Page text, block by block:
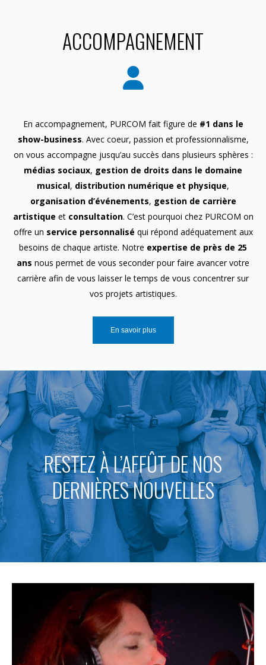
ACCOMPAGNEMENT
En accompagnement, PURCOM fait figure de #1 dans le
show-business. Avec coeur, passion et professionnalisme,
on vous accompagne jusqu’au succès dans plusieurs sphères :
médias sociaux, gestion de droits dans le domaine
musical, distribution numérique et physique,
organisation d’événements, gestion de carrière
artistique etconsultation. C’est pourquoi chez PURCOM on
offre un service personnalisé qui répond adéquatement aux
besoins de chaque artiste. Notre expertise de près de 25
ans nous permet de vous seconder pour faire avancer votre
carrière afin de vous laisser le temps de vous concentrer sur
vos projets artistiques.
En savoir plus
RESTEZ À L’AFFÛT DE NOS
DERNIÈRES NOUVELLES